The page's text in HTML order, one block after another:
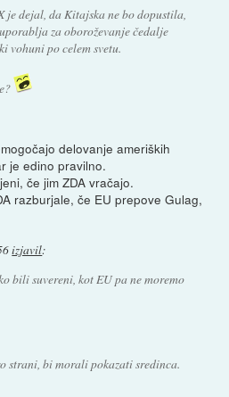
je dejal, da Kitajska ne bo dopustila,
za oboroževanje čedalje
vohuni po celem svetu.
delovanje ameriških
je edino pravilno.
če jim ZDA vračajo.
razburjale, če EU prepove Gulag,
izjavil:
bili suvereni, kot EU pa ne moremo
strani, bi morali pokazati sredinca.